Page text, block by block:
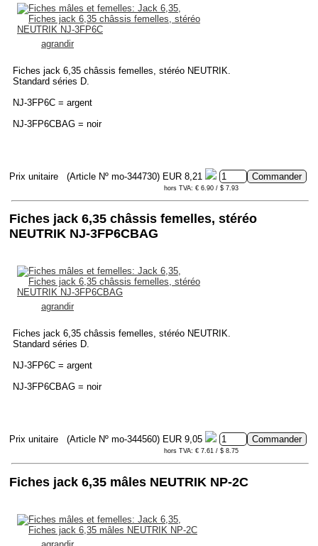
agrandir
Fiches jack 6,35 châssis femelles, stéréo NEUTRIK.
Standard séries D.
NJ-3FP6C = argent
NJ-3FP6CBAG = noir
Prix unitaire (Article Nº mo-344730) EUR 8,21
hors TVA: € 6.90 / $ 7.93
Fiches jack 6,35 châssis femelles, stéréo
NEUTRIK NJ-3FP6CBAG
agrandir
Fiches jack 6,35 châssis femelles, stéréo NEUTRIK.
Standard séries D.
NJ-3FP6C = argent
NJ-3FP6CBAG = noir
Prix unitaire (Article Nº mo-344560) EUR 9,05
hors TVA: € 7.61 / $ 8.75
Fiches jack 6,35 mâles NEUTRIK NP-2C